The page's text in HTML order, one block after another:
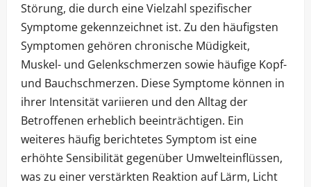
Störung, die durch eine Vielzahl spezifischer
Symptome gekennzeichnet ist. Zu den häufigsten
Symptomen gehören chronische Müdigkeit,
Muskel- und Gelenkschmerzen sowie häufige Kopf-
und Bauchschmerzen. Diese Symptome können in
ihrer Intensität variieren und den Alltag der
Betroffenen erheblich beeinträchtigen. Ein
weiteres häufig berichtetes Symptom ist eine
erhöhte Sensibilität gegenüber Umwelteinflüssen,
was zu einer verstärkten Reaktion auf Lärm, Licht